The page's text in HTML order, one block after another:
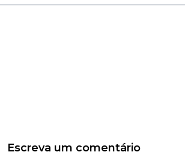
Escreva um comentário